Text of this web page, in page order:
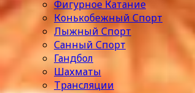
Фигурное Катание
Конькобежный Спорт
Лыжный Спорт
Санный Спорт
Гандбол
Шахматы
Трансляции